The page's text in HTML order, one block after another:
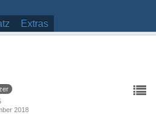
Extras
2018